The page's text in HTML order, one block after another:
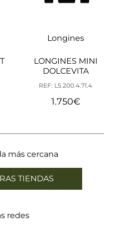
Longines
LONGINES MINI
DOLCEVITA
REF: L5.200.4.71.4
1.750€
más cercana
TIENDAS
redes